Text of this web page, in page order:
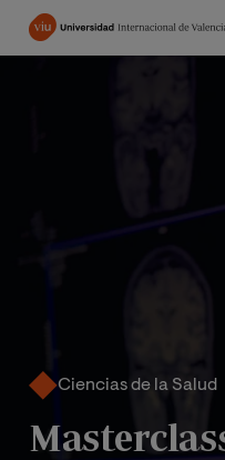
Pasar
Ciencias de la Salud